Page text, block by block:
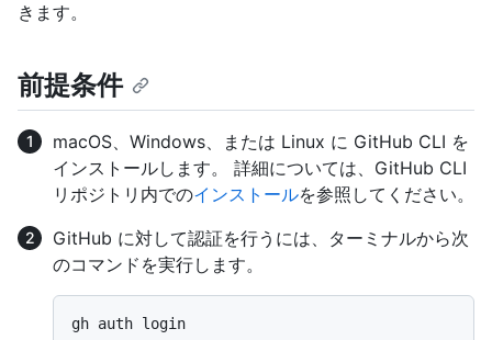
きます。
前提条件
macOS、Windows、または Linux に GitHub CLI を
インストールします。 詳細については、GitHub CLI
リポジトリ内でのインストールを参照してください。
GitHub に対して認証を行うには、ターミナルから次
のコマンドを実行します。